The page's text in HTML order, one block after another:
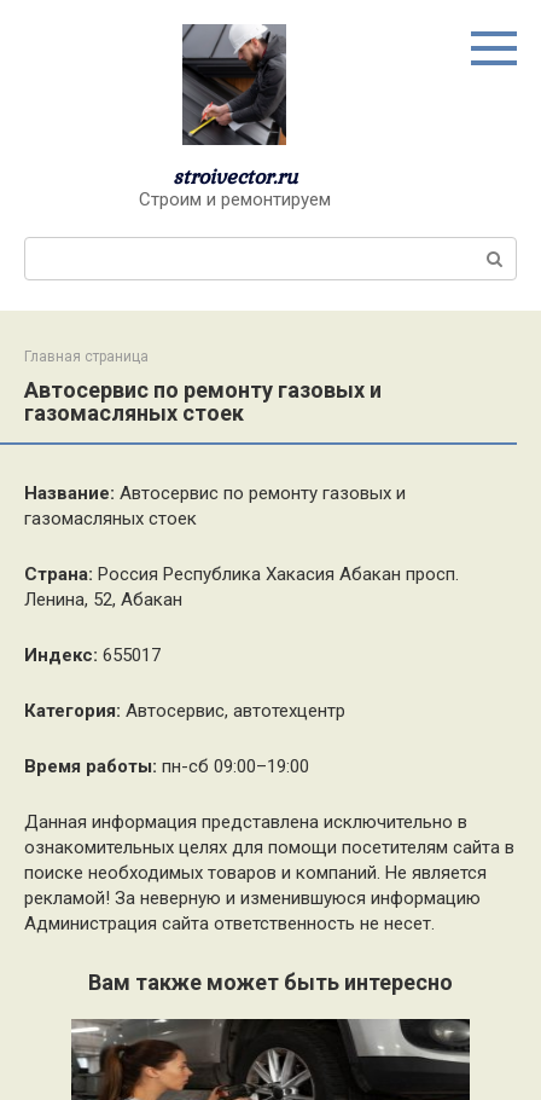
stroivector.ru
Строим и ремонтируем
Главная страница
Автосервис по ремонту газовых и
газомасляных стоек
Название: Автосервис по ремонту газовых и
газомасляных стоек
Страна: Россия Республика Хакасия Абакан просп.
Ленина, 52, Абакан
Индекс: 655017
Категория: Автосервис, автотехцентр
Время работы: пн-сб 09:00–19:00
Данная информация представлена исключительно в
ознакомительных целях для помощи посетителям сайта в
поиске необходимых товаров и компаний. Не является
рекламой! За неверную и изменившуюся информацию
Администрация сайта ответственность не несет.
Вам также может быть интересно